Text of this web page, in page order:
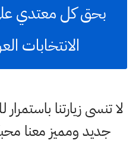
بحق كل معتدي
الانتخابات
لا تنسى زيارتنا
جديد ومميز معنا